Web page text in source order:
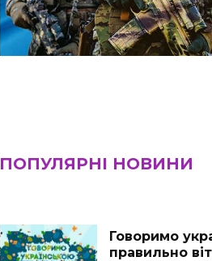
ПОПУЛЯРНІ НОВИНИ
Говоримо
правильно